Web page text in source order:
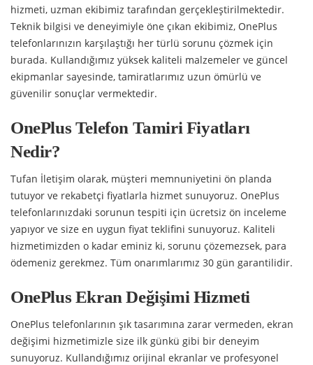
hizmeti, uzman ekibimiz tarafından gerçekleştirilmektedir.
Teknik bilgisi ve deneyimiyle öne çıkan ekibimiz, OnePlus
telefonlarınızın karşılaştığı her türlü sorunu çözmek için
burada. Kullandığımız yüksek kaliteli malzemeler ve güncel
ekipmanlar sayesinde, tamiratlarımız uzun ömürlü ve
güvenilir sonuçlar vermektedir.
OnePlus Telefon Tamiri Fiyatları
Nedir?
Tufan İletişim olarak, müşteri memnuniyetini ön planda
tutuyor ve rekabetçi fiyatlarla hizmet sunuyoruz. OnePlus
telefonlarınızdaki sorunun tespiti için ücretsiz ön inceleme
yapıyor ve size en uygun fiyat teklifini sunuyoruz. Kaliteli
hizmetimizden o kadar eminiz ki, sorunu çözemezsek, para
ödemeniz gerekmez. Tüm onarımlarımız 30 gün garantilidir.
OnePlus Ekran Değişimi Hizmeti
OnePlus telefonlarının şık tasarımına zarar vermeden, ekran
değişimi hizmetimizle size ilk günkü gibi bir deneyim
sunuyoruz. Kullandığımız orijinal ekranlar ve profesyonel